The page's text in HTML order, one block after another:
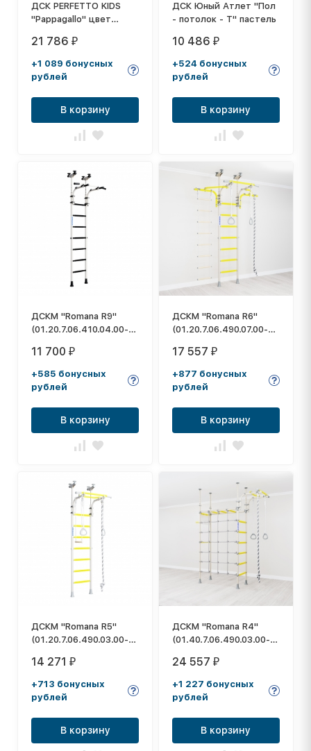
ДСК PERFETTO KIDS
"Pappagallo" цвет
21 786₽
+1 089 бонусных
рублей
В корзину
ДСК Юный Атлет "Пол
- потолок - Т" пастель
10 486₽
+524 бонусных
рублей
В корзину
ДСКМ "Romana R9"
(01.20.7.06.410.04.00-
золото
11 700₽
+585 бонусных
рублей
В корзину
ДСКМ "Romana R6"
(01.20.7.06.490.07.00-
17 557₽
+877 бонусных
рублей
В корзину
ДСКМ "Romana R5"
(01.20.7.06.490.03.00-
14 271₽
+713 бонусных
рублей
В корзину
ДСКМ "Romana R4"
(01.40.7.06.490.03.00-
24 557₽
+1 227 бонусных
рублей
В корзину